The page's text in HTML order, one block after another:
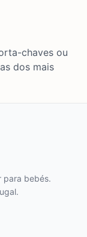
chaves ou
dos mais
para bebés.